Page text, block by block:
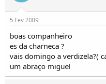
5 Fev 2009
boas companheiro
es da charneca ?
vais domingo a verdizela?(
um abraço miguel